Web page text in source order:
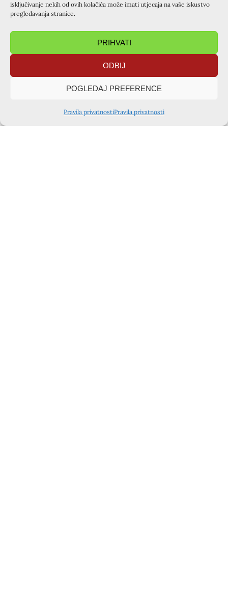
isključivanje nekih od ovih kolačića može imati utjecaja na vaše iskustvo
pregledavanja stranice.
PRIHVATI
ODBIJ
POGLEDAJ PREFERENCE
Pravila privatnostiPravila privatnosti
PRETHODNA OBJAVA
Osvrt i iskustvo na krizmanički tečaj u župi sv. Jurja, Starigrad (29.11 – 1.12.2024.)
SLIJEDEĆA OBJAVA
BOŽIĆ – BOG U ČOVJEKU
PODIJELITE OBJAVU